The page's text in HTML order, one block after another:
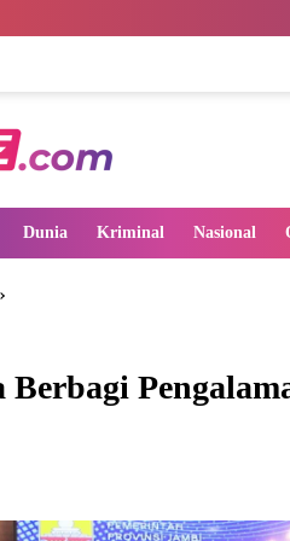
Wagub
Dunia Kriminal Nasional